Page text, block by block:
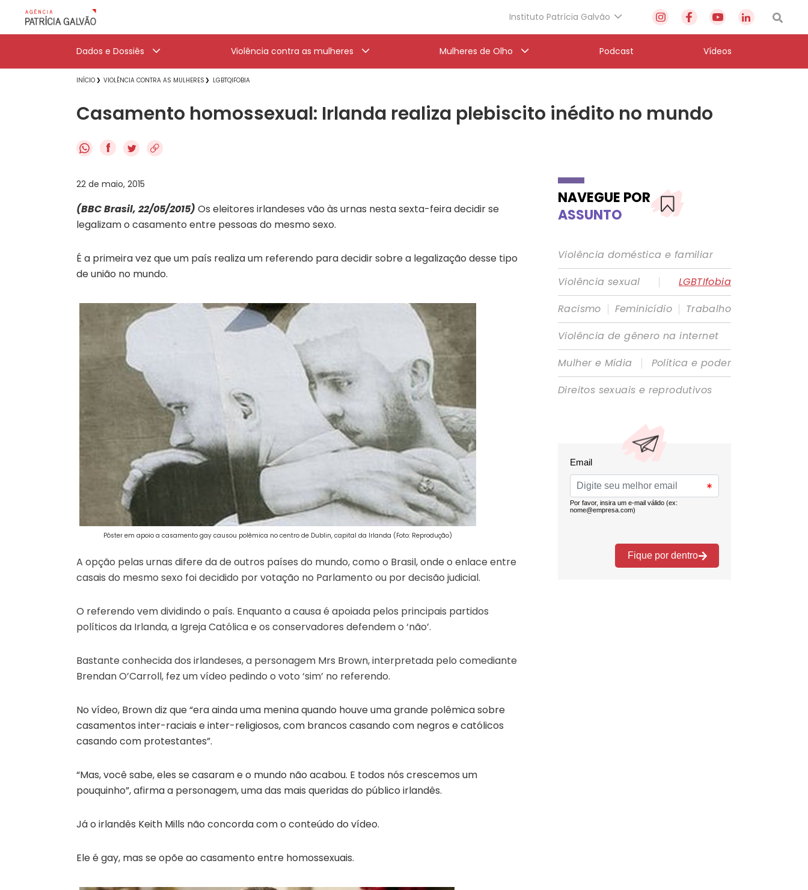
Instituto Patrícia Galvão
Dados e Dossiês Violência contra as mulheres Mulheres de Olho Podcast Vídeos
INÍCIO VIOLÊNCIA CONTRA AS MULHERES LGBTQIFOBIA
Casamento homossexual: Irlanda realiza plebiscito inédito no mundo
f
22 de maio, 2015
(BBC Brasil, 22/05/2015) Os eleitores irlandeses vão às urnas nesta sexta-feira decidir se
legalizam o casamento entre pessoas do mesmo sexo.
É a primeira vez que um país realiza um referendo para decidir sobre a legalização desse tipo
de união no mundo.
Pôster em apoio a casamento gay causou polêmica no centro de Dublin, capital da Irlanda (Foto: Reprodução)
A opção pelas urnas difere da de outros países do mundo, como o Brasil, onde o enlace entre
casais do mesmo sexo foi decidido por votação no Parlamento ou por decisão judicial.
O referendo vem dividindo o país. Enquanto a causa é apoiada pelos principais partidos
políticos da Irlanda, a Igreja Católica e os conservadores defendem o ‘não’.
Bastante conhecida dos irlandeses, a personagem Mrs Brown, interpretada pelo comediante
Brendan O’Carroll, fez um vídeo pedindo o voto ‘sim’ no referendo.
No vídeo, Brown diz que “era ainda uma menina quando houve uma grande polêmica sobre
casamentos inter-raciais e inter-religiosos, com brancos casando com negros e católicos
casando com protestantes”.
“Mas, você sabe, eles se casaram e o mundo não acabou. E todos nós crescemos um
pouquinho”, afirma a personagem, uma das mais queridas do público irlandês.
Já o irlandês Keith Mills não concorda com o conteúdo do vídeo.
Ele é gay, mas se opõe ao casamento entre homossexuais.
NAVEGUE POR
ASSUNTO
Violência doméstica e familiar
Violência sexual
|
LGBTIfobia
Racismo | Feminicídio | Trabalho
Violência de gênero na internet
Mulher e Mídia
|
Política e poder
Direitos sexuais e reprodutivos